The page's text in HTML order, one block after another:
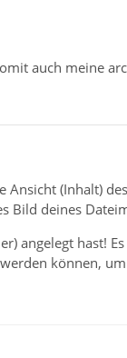
auch meine
Ansicht (Inhalt)
Bild deines
angelegt hast!
können,